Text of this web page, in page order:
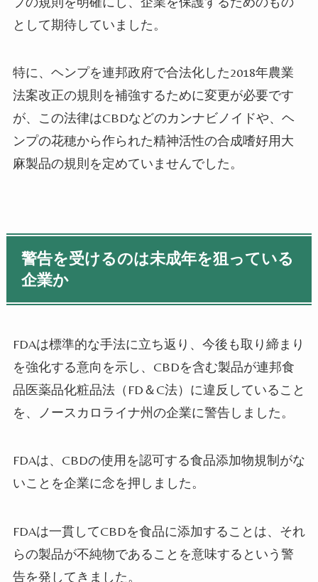
として期待していました。
特に、ヘンプを連邦政府で合法化した2018年農業
法案改正の規則を補強するために変更が必要です
が、この法律はCBDなどのカンナビノイドや、ヘ
ンプの花穂から作られた精神活性の合成嗜好用大
麻製品の規則を定めていませんでした。
警告を受けるのは未成年を狙っている
企業か
FDAは標準的な手法に立ち返り、今後も取り締まり
を強化する意向を示し、 CBDを含む製品が連邦食
品医薬品化粧品法（ FD＆C法）に違反していること
を、ノースカロライナ州の企業に警告しました。
FDAは、 CBDの使用を認可する食品添加物規制がな
いことを企業に念を押しました。
FDAは一貫してCBDを食品に添加することは、それ
らの製品が不純物であることを意味するという警
告を発してきました。